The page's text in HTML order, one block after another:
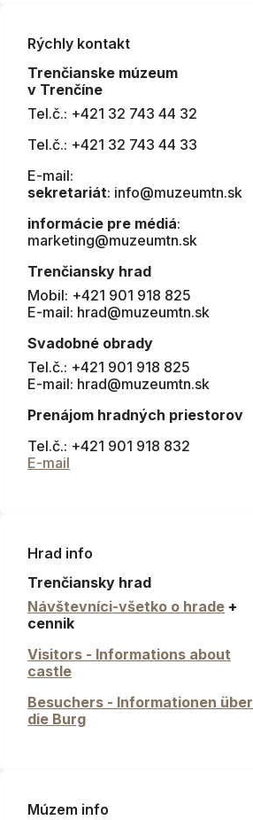
Rýchly kontakt
Trenčianske múzeum
v Trenčíne
Tel.č.: +421 32 743 44 32
Tel.č.: +421 32 743 44 33
E-mail:
sekretariát: info@muzeumtn.sk
informácie pre médiá:
marketing@muzeumtn.sk
Trenčiansky hrad
Mobil: +421 901 918 825
E-mail: hrad@muzeumtn.sk
Svadobné obrady
Tel.č.: +421 901 918 825
E-mail: hrad@muzeumtn.sk
Prenájom hradných priestorov
Tel.č.: +421 901 918 832
E-mail
Hrad info
Trenčiansky hrad
Návštevníci-všetko o hrade +
cennik
Visitors - Informations about
castle
Besuchers - Informationen über
die Burg
Múzem info